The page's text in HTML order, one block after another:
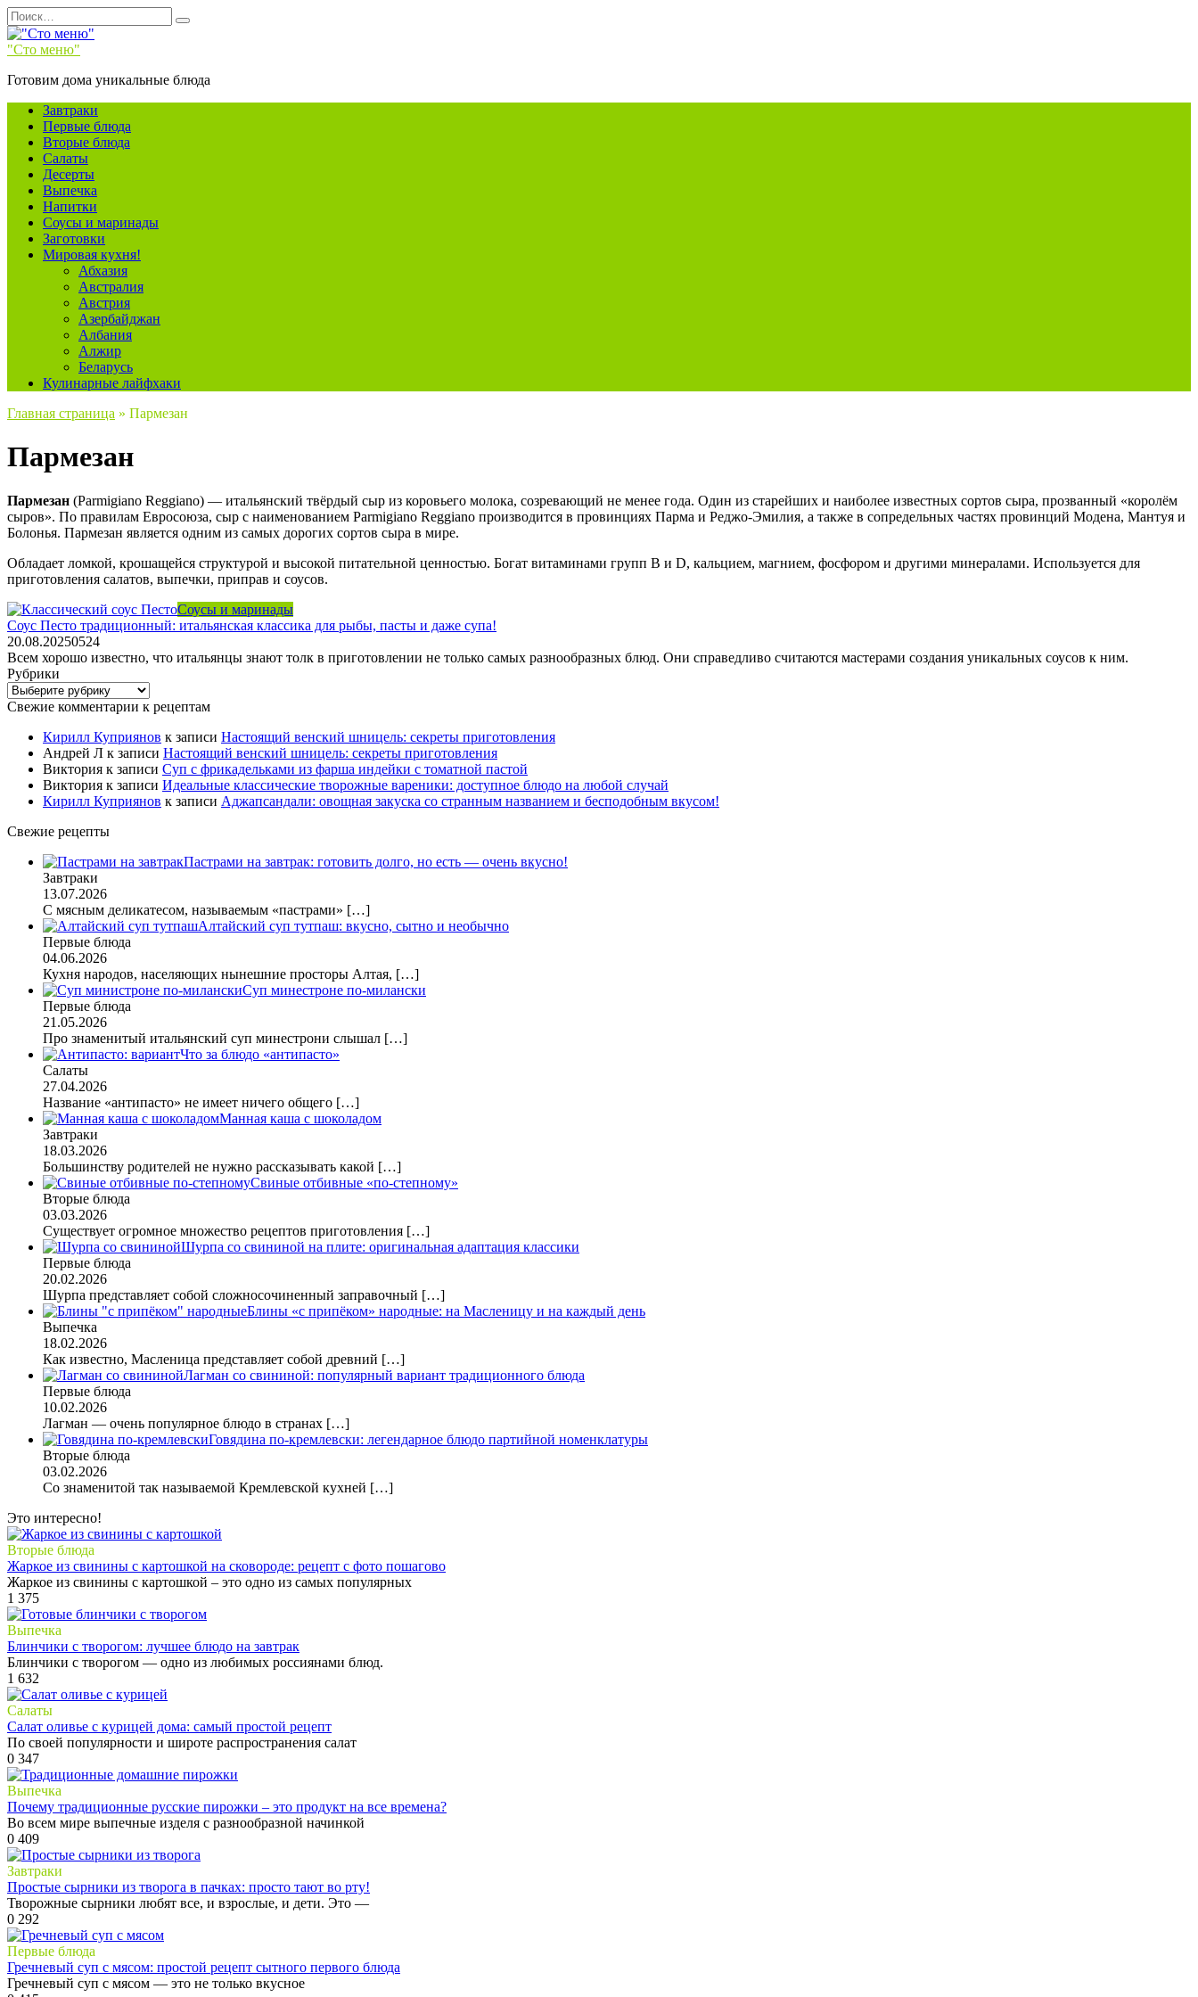
Перейти
к
содержанию
Search
for:
"Сто меню"
Готовим дома уникальные блюда
Завтраки
Первые блюда
Вторые блюда
Салаты
Десерты
Выпечка
Напитки
Соусы и маринады
Заготовки
Мировая кухня!
Абхазия
Австралия
Австрия
Азербайджан
Албания
Алжир
Беларусь
Кулинарные лайфхаки
Главная страница » Пармезан
Пармезан
Пармезан (Parmigiano Reggiano) — итальянский твёрдый сыр из коровьего молока, созревающий не менее года. Один из старейших и наиболее известных сортов сыра, прозванный «королём
сыров». По правилам Евросоюза, сыр с наименованием Parmigiano Reggiano производится в провинциях Парма и Реджо-Эмилия, а также в сопредельных частях провинций Модена, Мантуя и
Болонья. Пармезан является одним из самых дорогих сортов сыра в мире.
Обладает ломкой, крошащейся структурой и высокой питательной ценностью. Богат витаминами групп B и D, кальцием, магнием, фосфором и другими минералами. Используется для
приготовления салатов, выпечки, приправ и соусов.
Соусы и маринады
Соус Песто традиционный: итальянская классика для рыбы, пасты и даже супа!
20.08.20250524
Всем хорошо известно, что итальянцы знают толк в приготовлении не только самых разнообразных блюд. Они справедливо считаются мастерами создания уникальных соусов к ним.
Рубрики
Рубрики
Свежие комментарии к рецептам
Кирилл Куприянов к записи Настоящий венский шницель: секреты приготовления
Андрей Л к записи Настоящий венский шницель: секреты приготовления
Виктория к записи Суп с фрикадельками из фарша индейки с томатной пастой
Виктория к записи Идеальные классические творожные вареники: доступное блюдо на любой случай
Кирилл Куприянов к записи Аджапсандали: овощная закуска со странным названием и бесподобным вкусом!
Свежие рецепты
Пастрами на завтрак: готовить долго, но есть — очень вкусно!
Завтраки
13.07.2026
С мясным деликатесом, называемым «пастрами» […]
Алтайский суп тутпаш: вкусно, сытно и необычно
Первые блюда
04.06.2026
Кухня народов, населяющих нынешние просторы Алтая, […]
Суп минестроне по-милански
Первые блюда
21.05.2026
Про знаменитый итальянский суп минестрони слышал […]
Что за блюдо «антипасто»
Салаты
27.04.2026
Название «антипасто» не имеет ничего общего […]
Манная каша с шоколадом
Завтраки
18.03.2026
Большинству родителей не нужно рассказывать какой […]
Свиные отбивные «по-степному»
Вторые блюда
03.03.2026
Существует огромное множество рецептов приготовления […]
Шурпа со свининой на плите: оригинальная адаптация классики
Первые блюда
20.02.2026
Шурпа представляет собой сложносочиненный заправочный […]
Блины «с припёком» народные: на Масленицу и на каждый день
Выпечка
18.02.2026
Как известно, Масленица представляет собой древний […]
Лагман со свининой: популярный вариант традиционного блюда
Первые блюда
10.02.2026
Лагман — очень популярное блюдо в странах […]
Говядина по-кремлевски: легендарное блюдо партийной номенклатуры
Вторые блюда
03.02.2026
Со знаменитой так называемой Кремлевской кухней […]
Это интересно!
Вторые блюда
Жаркое из свинины с картошкой на сковороде: рецепт с фото пошагово
Жаркое из свинины с картошкой – это одно из самых популярных
1 375
Выпечка
Блинчики с творогом: лучшее блюдо на завтрак
Блинчики с творогом — одно из любимых россиянами блюд.
1 632
Салаты
Салат оливье с курицей дома: самый простой рецепт
По своей популярности и широте распространения салат
0 347
Выпечка
Почему традиционные русские пирожки – это продукт на все времена?
Во всем мире выпечные изделя с разнообразной начинкой
0 409
Завтраки
Простые сырники из творога в пачках: просто тают во рту!
Творожные сырники любят все, и взрослые, и дети. Это —
0 292
Первые блюда
Гречневый суп с мясом: простой рецепт сытного первого блюда
Гречневый суп с мясом — это не только вкусное